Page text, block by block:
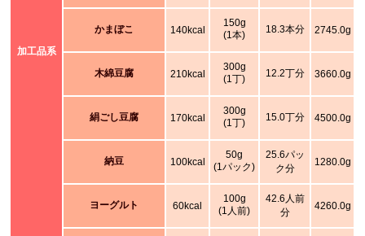
加工品系
かまぼこ 140kcal
150g
(1本)
18.3本分 2745.0g
木綿豆腐 210kcal
300g
(1丁)
12.2丁分 3660.0g
絹ごし豆腐 170kcal
300g
(1丁)
15.0丁分 4500.0g
納豆 100kcal
50g
(1パック)
25.6パッ
ク分
1280.0g
ヨーグルト 60kcal
100g
(1人前)
42.6人前
分
4260.0g